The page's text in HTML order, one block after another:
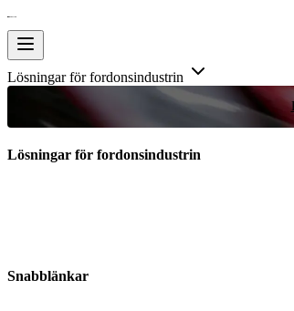
Lösningar för fordonsindustrin
Lösningar för fordonsindustrin
Snabblänkar